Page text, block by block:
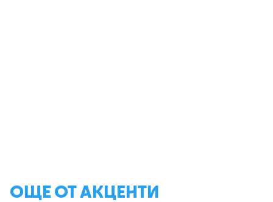
ОЩЕ ОТ АКЦЕНТИ